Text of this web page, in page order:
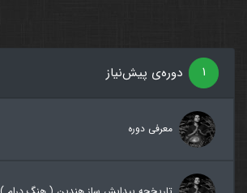
۱ دوره‌ی پیش‌نیاز
معرفی دوره